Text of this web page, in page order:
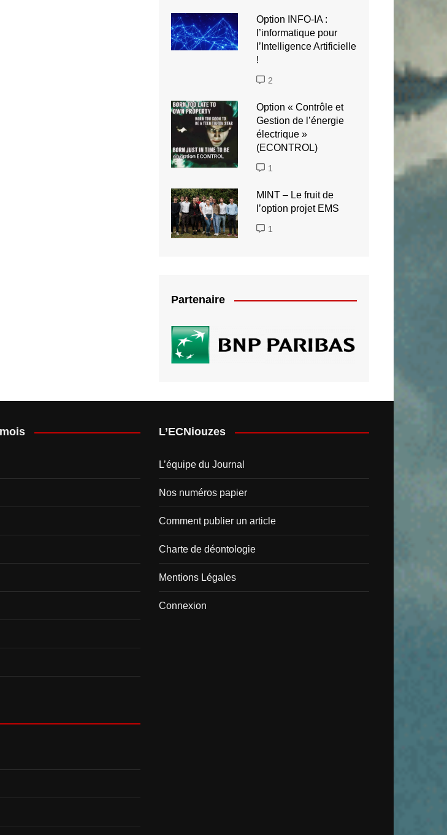
Option INFO-IA :
l’informatique pour
l’Intelligence Artificielle
!
2
Option « Contrôle et
Gestion de l’énergie
électrique »
(ECONTROL)
1
MINT – Le fruit de
l’option projet EMS
1
Partenaire
L’ECNiouzes
L’équipe du Journal
Nos numéros papier
Comment publier un article
Charte de déontologie
Mentions Légales
Connexion